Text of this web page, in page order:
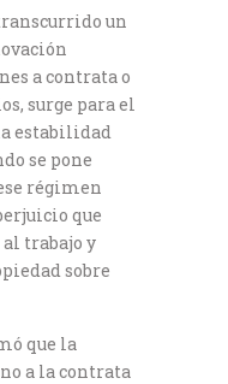
un
a contrata o
surge para el
estabilidad
se pone
régimen
que
al trabajo y
sobre
que la
a la contrata